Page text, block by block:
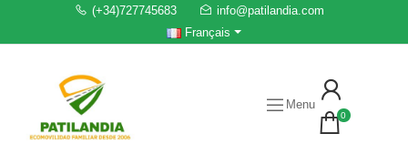
(+34)727745683
info@patilandia.com
Français
Menu
0